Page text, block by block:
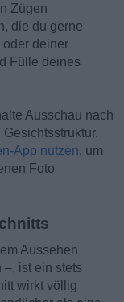
Zügen
die du gerne
oder deiner
Fülle deines
Ausschau nach
App nutzen, um
Foto
Aussehen
ist ein stets
wirkt völlig